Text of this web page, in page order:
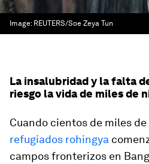
Image: REUTERS/Soe Zeya Tun
La insalubridad y la falta
riesgo la vida de miles de
Cuando cientos de miles
refugiados rohingya
campos fronterizos en